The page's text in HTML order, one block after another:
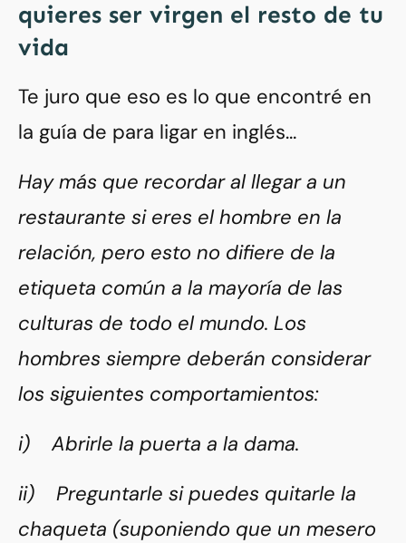
quieres ser virgen el resto de tu
vida
Te juro que eso es lo que encontré en
la guía de para ligar en inglés…
Hay más que recordar al llegar a un
restaurante si eres el hombre en la
relación, pero esto no difiere de la
etiqueta común a la mayoría de las
culturas de todo el mundo. Los
hombres siempre deberán considerar
los siguientes comportamientos:
i) Abrirle la puerta a la dama.
ii) Preguntarle si puedes quitarle la
chaqueta (suponiendo que un mesero